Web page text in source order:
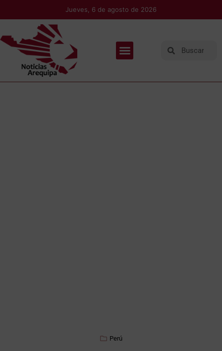
Jueves, 6 de agosto de 2026
Perú